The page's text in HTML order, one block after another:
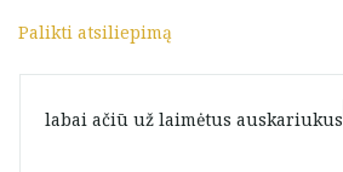
Palikti atsiliepimą
labai ačiū už laimėtus auskariukus